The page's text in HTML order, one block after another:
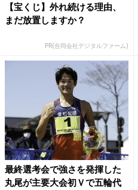
【宝くじ】外れ続ける理由、
まだ放置しますか？
PR(合同会社デジタルファーム)
最終選考会で強さを発揮した
丸尾が主要大会初Ｖで五輪代